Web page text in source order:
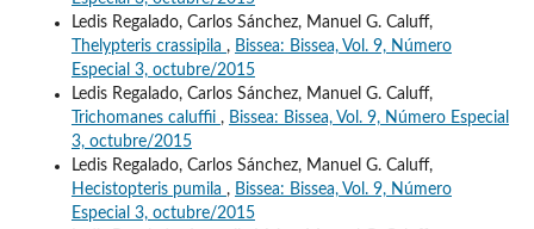
Ledis Regalado, Carlos Sánchez, Manuel G. Caluff,
Thelypteris crassipila , Bissea: Bissea, Vol. 9, Número
Especial 3, octubre/2015
Ledis Regalado, Carlos Sánchez, Manuel G. Caluff,
Trichomanes caluffii , Bissea: Bissea, Vol. 9, Número Especial
3, octubre/2015
Ledis Regalado, Carlos Sánchez, Manuel G. Caluff,
Hecistopteris pumila , Bissea: Bissea, Vol. 9, Número
Especial 3, octubre/2015